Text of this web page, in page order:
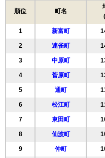
順位 町名
1 新富町
2 連雀町
3 中原町
4 菅原町
5 通町
6 松江町
7 東田町
8 仙波町
9 仲町